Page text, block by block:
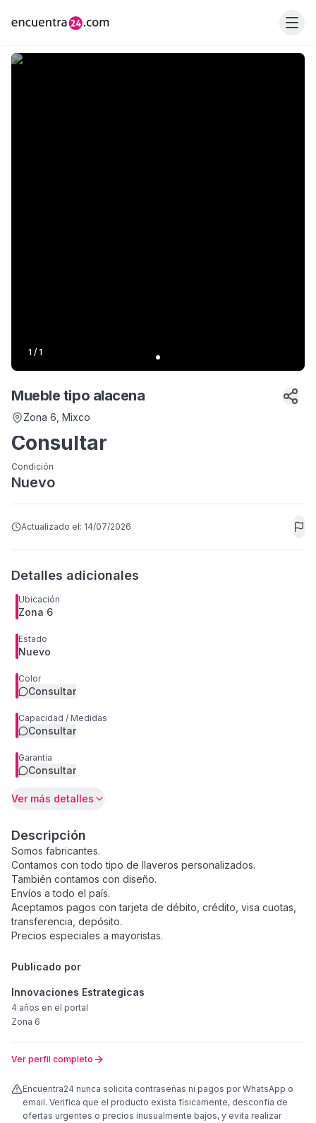
1 / 1
Mueble tipo alacena
Zona 6 , Mixco
Consultar
Condición
Nuevo
Actualizado el: 14/07/2026
Detalles adicionales
Ubicación
Zona 6
Estado
Nuevo
Color
Consultar
Capacidad / Medidas
Consultar
Garantía
Consultar
Ver más detalles
Descripción
Somos fabricantes.
Contamos con todo tipo de llaveros personalizados.
También contamos con diseño.
Envíos a todo el país.
Aceptamos pagos con tarjeta de débito, crédito, visa cuotas,
transferencia, depósito.
Precios especiales a mayoristas.
Publicado por
Innovaciones Estrategicas
4 años en el portal
Zona 6
Ver perfil completo
Encuentra24 nunca solicita contraseñas ni pagos por WhatsApp o
email. Verifica que el producto exista físicamente, desconfía de
ofertas urgentes o precios inusualmente bajos, y evita realizar